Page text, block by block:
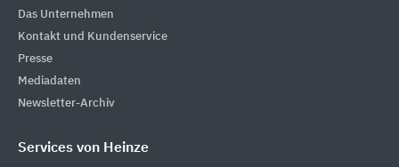
Das Unternehmen
Kontakt und Kundenservice
Presse
Mediadaten
Newsletter-Archiv
Services von Heinze